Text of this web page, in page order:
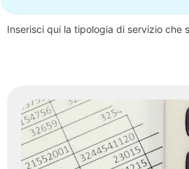
Inserisci qui la tipologia di servizio che